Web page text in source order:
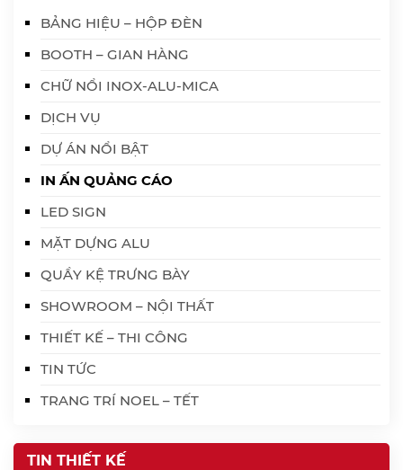
BẢNG HIỆU – HỘP ĐÈN
BOOTH – GIAN HÀNG
CHỮ NỔI INOX-ALU-MICA
DỊCH VỤ
DỰ ÁN NỔI BẬT
IN ẤN QUẢNG CÁO
LED SIGN
MẶT DỰNG ALU
QUẦY KỆ TRƯNG BÀY
SHOWROOM – NỘI THẤT
THIẾT KẾ – THI CÔNG
TIN TỨC
TRANG TRÍ NOEL – TẾT
TIN THIẾT KẾ